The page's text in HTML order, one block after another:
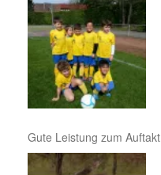
Gute Leistung zum Auftakt